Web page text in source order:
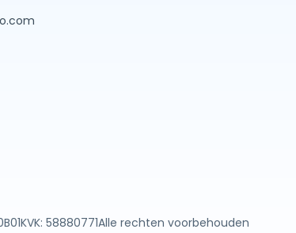
KVK: 58880771Alle rechten voorbehouden